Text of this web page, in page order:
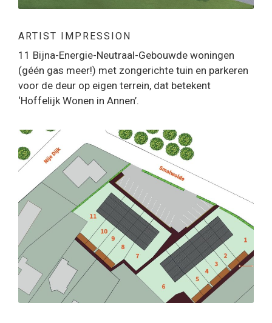
ARTIST IMPRESSION
11 Bijna-Energie-Neutraal-Gebouwde woningen
(géén gas meer!) met zongerichte tuin en parkeren
voor de deur op eigen terrein, dat betekent
‘Hoffelijk Wonen in Annen’.